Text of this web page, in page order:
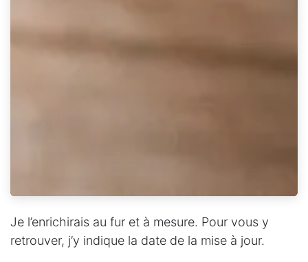
Je l’enrichirais au fur et à mesure. Pour vous y
retrouver, j’y indique la date de la mise à jour.